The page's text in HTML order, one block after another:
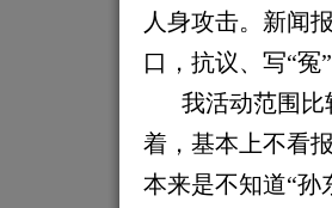
人身攻击。新闻
口，抗议、写“冤
我活动范围
着，基本上不看
本来是不知道“孙